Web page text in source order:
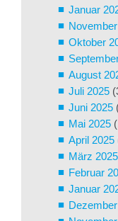
Januar
Oktober
August
Juli 2025
Juni 2025
Mai 2025
April 2025
März 2025
Februar
Januar